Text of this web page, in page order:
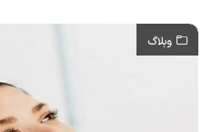
وبلاگ